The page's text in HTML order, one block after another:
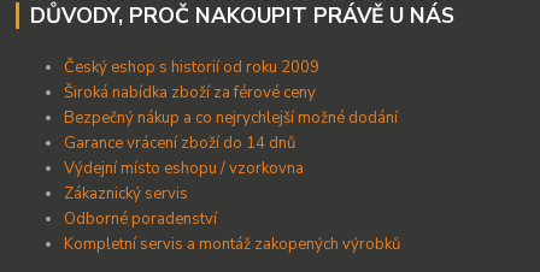
DŮVODY, PROČ NAKOUPIT PRÁVĚ U NÁS
Český eshop s historií od roku 2009
Široká nabídka zboží za férové ceny
Bezpečný nákup a co nejrychlejší možné dodání
Garance vrácení zboží do 14 dnů
Výdejní místo eshopu / vzorkovna
Zákaznický servis
Odborné poradenství
Kompletní servis a montáž zakopených výrobků